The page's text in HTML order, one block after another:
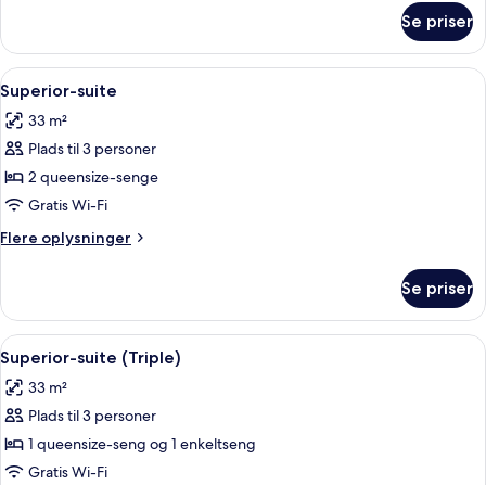
suite
(Single
Use)
Se priser
Indlæs
alle
billeder
af
Superior-
suite
Et moderne hotelværelse med et
9
Superior-suite
33 m²
Plads til 3 personer
2 queensize-senge
Gratis Wi-Fi
Flere oplysninger
Flere
suite
Se priser
Indlæs
alle
billeder
af
Superior-
suite
Et moderne hotelværelse med et
8
Superior-suite (Triple)
33 m²
Plads til 3 personer
1 queensize-seng og 1 enkeltseng
Gratis Wi-Fi